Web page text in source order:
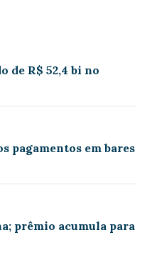
de R$ 52,4 bi no
pagamentos em bares
prêmio acumula para